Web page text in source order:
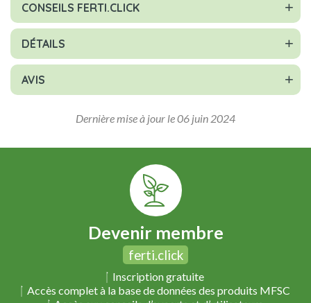
CONSEILS FERTI.CLICK
DÉTAILS
AVIS
Dernière mise à jour le 06 juin 2024
Devenir membre
ferti.click
Inscription gratuite
Accès complet à la base de données des produits MFSC